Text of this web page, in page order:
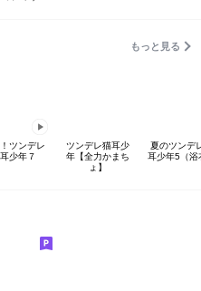
もっと見る
ツンデレ
少年７
ツンデレ猫耳少
年【全力かまち
ょ】
夏のツンデ
耳少年5（浴